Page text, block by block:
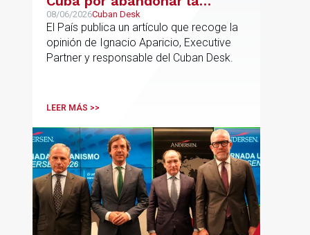
gestión de los hoteles
08/06/2026Cuban Desk
El País publica un artículo que recoge la
opinión de Ignacio Aparicio, Executive
Partner y responsable del Cuban Desk.
LEER MÁS >>